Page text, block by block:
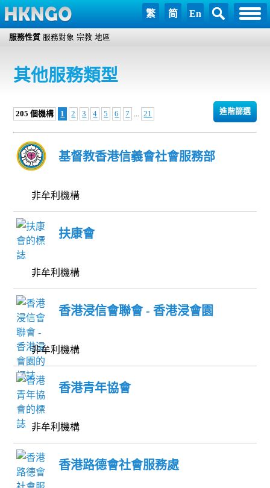
繁 简 En
服務性質 服務對象 宗教 地區
其他服務類型
進階篩選
205 個機構 1 2 3 4 5 6 7 ... 21
基督教香港信義會社會服務部
非牟利機構
扶康會
非牟利機構
香港浸信會聯會 - 香港浸會園
非牟利機構
香港青年協會
非牟利機構
香港路德會社會服務處